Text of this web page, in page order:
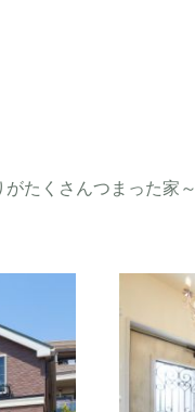
たくさんつまった家～